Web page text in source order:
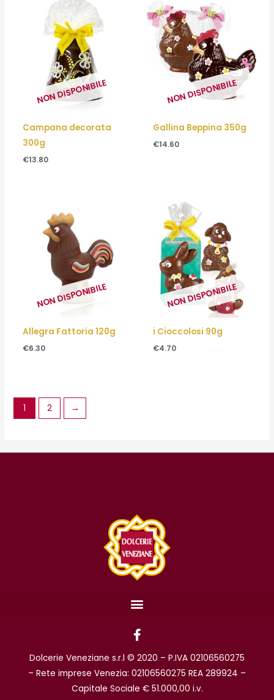
NON DISPONIBILE
Campana decorata
300g
€13.80
NON DISPONIBILE
Gallina Beppina 350g
€14.60
NON DISPONIBILE
Allegra Fattoria 120g
€6.30
NON DISPONIBILE
i Cioccolosi 90g
€4.70
1 2 →
F
a
c
e
b
o
Dolcerie Veneziane s.r.l © 2020 – P.IVA 02106560275
– Rete imprese Venezia: 02106560275 REA 289924 –
Capitale Sociale € 51.000,00 i.v.